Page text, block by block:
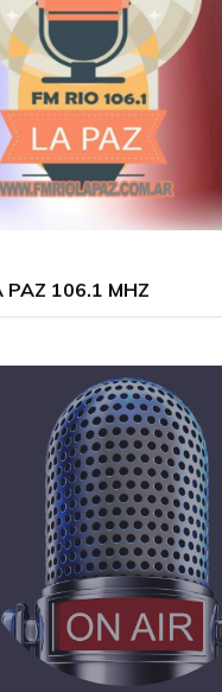
PAZ 106.1 MHZ